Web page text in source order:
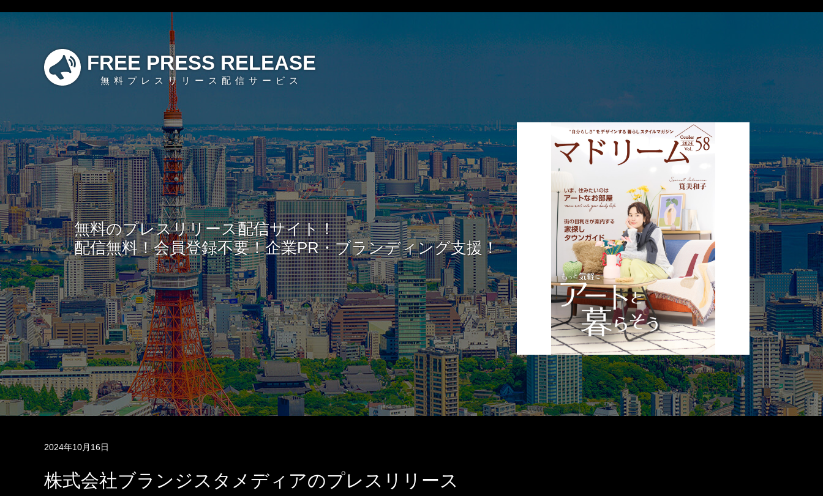
FREE PRESS RELEASE
無料プレスリリース配信サービス
無料のプレスリリース配信サイト！
配信無料！会員登録不要！企業PR・ブランディング支援！
2024年10月16日
株式会社ブランジスタメディアのプレスリリース